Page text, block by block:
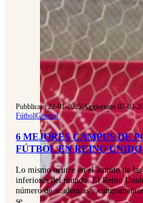
Pubblicato 22-01-2025|Aggiornato 07-03-
Fútbol|General
6 MEJORES CAMPUS DE
FÚTBOL EN REINO UNIDO
Lo mismo ocurre en el ámbito de
inferiores del mundo. El Reino
número de academias y
se…